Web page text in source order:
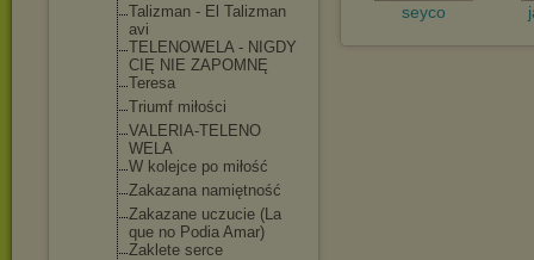
Talizman - El Talizman
avi
TELENOWELA - NIGDY
CIĘ NIE ZAPOMNĘ
Teresa
Triumf miłości
VALERIA-TELENO
WELA
W kolejce po miłość
Zakazana namiętność
Zakazane uczucie (La
que no Podia Amar)
Zaklete serce
seyco